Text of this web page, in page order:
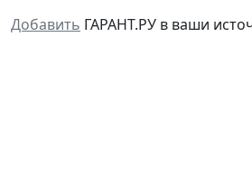
Добавить ГАРАНТ.РУ в ваши